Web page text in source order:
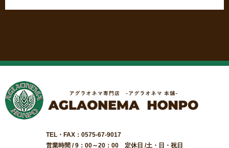
TEL・FAX：0575-67-9017
営業時間 / 9：00～20：00 定休日 /土・日・祝日